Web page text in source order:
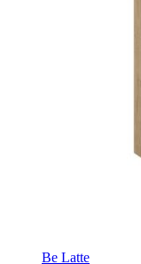
Be Latte